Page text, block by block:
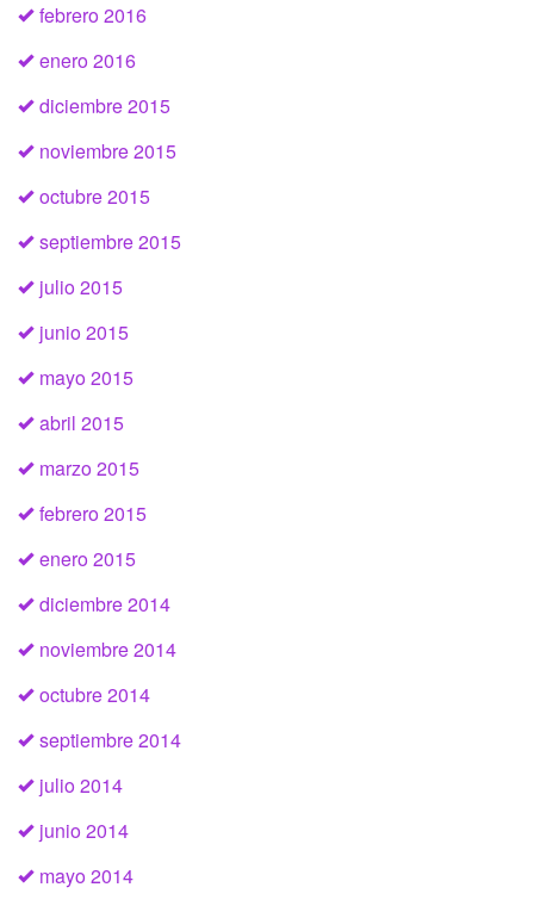
febrero 2016
enero 2016
diciembre 2015
noviembre 2015
octubre 2015
septiembre 2015
julio 2015
junio 2015
mayo 2015
abril 2015
marzo 2015
febrero 2015
enero 2015
diciembre 2014
noviembre 2014
octubre 2014
septiembre 2014
julio 2014
junio 2014
mayo 2014